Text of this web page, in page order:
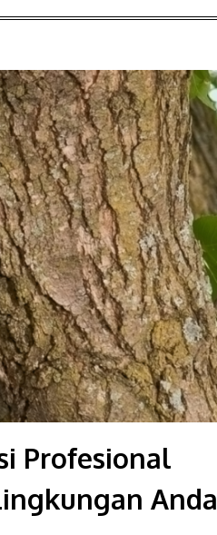
Profesional
Anda